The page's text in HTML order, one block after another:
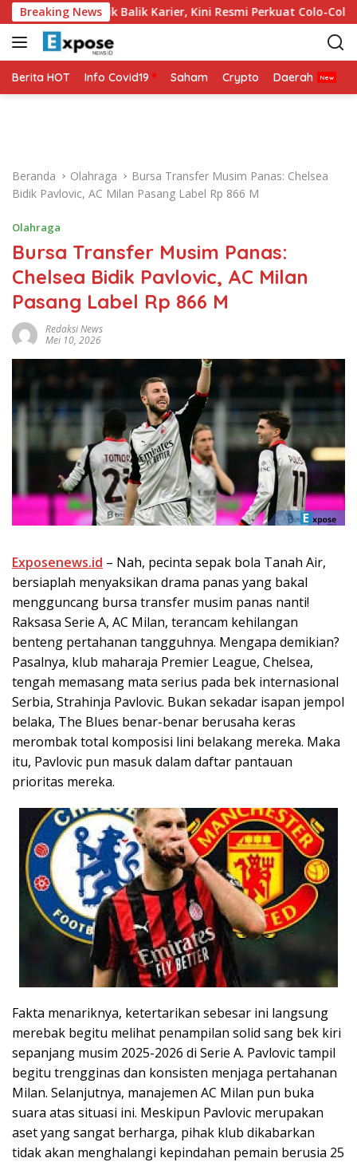
a
g
u
Breaking News
Jadi Titik Balik Karier, Kini Resmi Perkuat Colo-Colo
Berita HOT Info Covid19 Saham Crypto Daerah
Beranda Olahraga
Bursa Transfer Musim Panas: Chelsea
Bidik Pavlovic, AC Milan Pasang Label Rp 866 M
Olahraga
Bursa Transfer Musim Panas:
Chelsea Bidik Pavlovic, AC Milan
Pasang Label Rp 866 M
Redaksi News
Mei 10, 2026
Exposenews.id – Nah, pecinta sepak bola Tanah Air,
bersiaplah menyaksikan drama panas yang bakal
mengguncang bursa transfer musim panas nanti!
Raksasa Serie A, AC Milan, terancam kehilangan
benteng pertahanan tangguhnya. Mengapa demikian?
Pasalnya, klub maharaja Premier League, Chelsea,
tengah memasang mata serius pada bek internasional
Serbia, Strahinja Pavlovic. Bukan sekadar isapan jempol
belaka, The Blues benar-benar berusaha keras
merombak total komposisi lini belakang mereka. Maka
itu, Pavlovic pun masuk dalam daftar pantauan
prioritas mereka.
Fakta menariknya, ketertarikan sebesar ini langsung
merebak begitu melihat penampilan solid sang bek kiri
sepanjang musim 2025-2026 di Serie A. Pavlovic tampil
begitu trengginas dan konsisten menjaga pertahanan
Milan. Selanjutnya, manajemen AC Milan pun buka
suara atas situasi ini. Meskipun Pavlovic merupakan
aset yang sangat berharga, pihak klub dikabarkan
tidak akan menghalangi kepindahan pemain berusia 25